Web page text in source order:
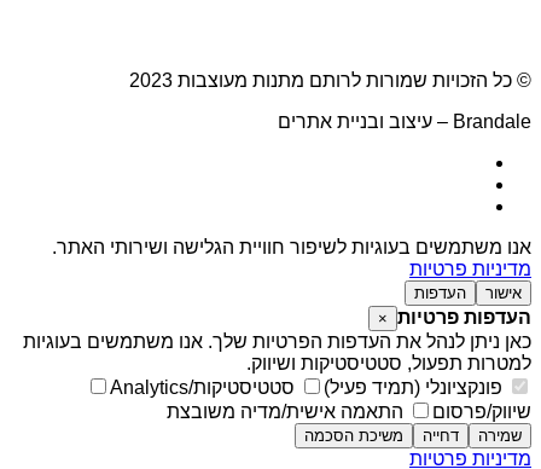
© כל הזכויות שמורות לרותם מתנות מעוצבות 2023
Brandale – עיצוב ובניית אתרים
אנו משתמשים בעוגיות לשיפור חוויית הגלישה ושירותי האתר.
מדיניות פרטיות
אישור העדפות
העדפות פרטיות ×
כאן ניתן לנהל את העדפות הפרטיות שלך. אנו משתמשים בעוגיות
למטרות תפעול, סטטיסטיקות ושיווק.
פונקציונלי (תמיד פעיל)
סטטיסטיקות/Analytics
שיווק/פרסום
התאמה אישית/מדיה משובצת
שמירה דחייה משיכת הסכמה
מדיניות פרטיות